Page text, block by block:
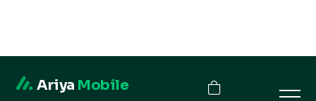
Verenigde Arabische Emiraten